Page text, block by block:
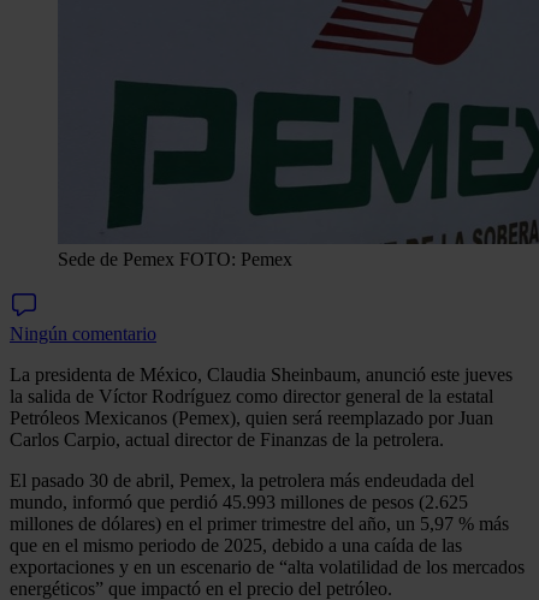
Sede de Pemex FOTO: Pemex
Ningún comentario
La presidenta de México, Claudia Sheinbaum, anunció este jueves
la salida de Víctor Rodríguez como director general de la estatal
Petróleos Mexicanos (Pemex), quien será reemplazado por Juan
Carlos Carpio, actual director de Finanzas de la petrolera.
El pasado 30 de abril, Pemex, la petrolera más endeudada del
mundo, informó que perdió 45.993 millones de pesos (2.625
millones de dólares) en el primer trimestre del año, un 5,97 % más
que en el mismo periodo de 2025, debido a una caída de las
exportaciones y en un escenario de “alta volatilidad de los mercados
energéticos” que impactó en el precio del petróleo.